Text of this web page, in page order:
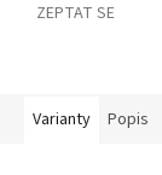
ZEPTAT SE
Varianty Popis